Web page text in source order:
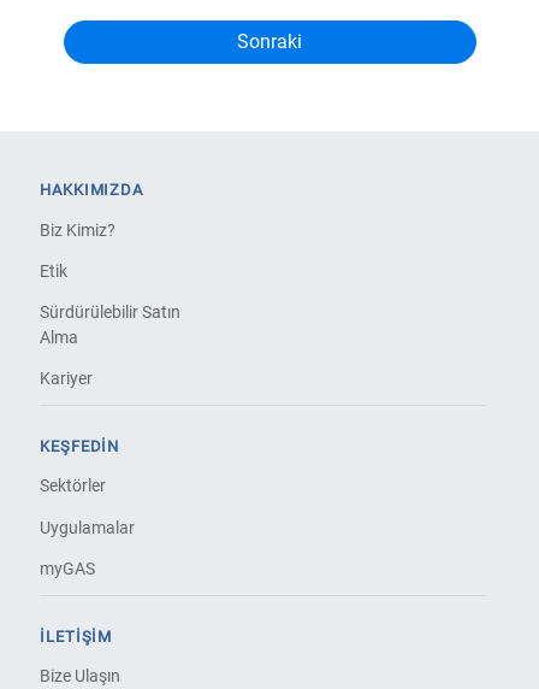
HAKKIMIZDA
Biz Kimiz?
Etik
Sürdürülebilir Satın
Alma
Kariyer
KEŞFEDIN
Sektörler
Uygulamalar
myGAS
İLETIŞIM
Bize Ulaşın